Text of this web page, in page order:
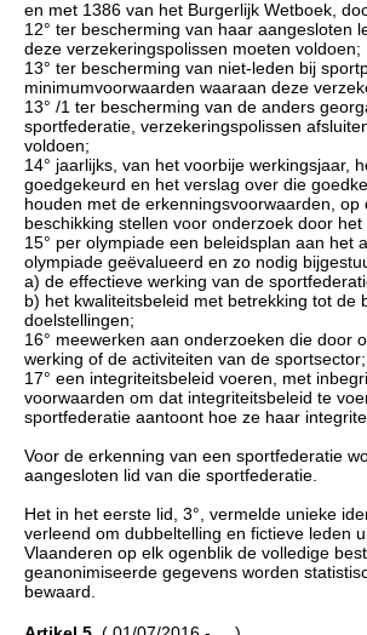
en met 1386 van het Burgerlijk Wetboek,
12° ter bescherming van haar aangesloten
deze verzekeringspolissen moeten voldoen;
13° ter bescherming van niet-leden bij
minimumvoorwaarden waaraan deze
13° /1 ter bescherming van de anders
sportfederatie, verzekeringspolissen
voldoen;
14° jaarlijks, van het voorbije werkingsjaar,
goedgekeurd en het verslag over die
houden met de erkenningsvoorwaarden,
beschikking stellen voor onderzoek door
15° per olympiade een beleidsplan aan het
olympiade geëvalueerd en zo nodig
a) de effectieve werking van de
b) het kwaliteitsbeleid met betrekking tot
doelstellingen;
16° meewerken aan onderzoeken die door
werking of de activiteiten van de sportsector;
17° een integriteitsbeleid voeren, met
voorwaarden om dat integriteitsbeleid te
sportfederatie aantoont hoe ze haar
Voor de erkenning van een sportfederatie
aangesloten lid van die sportfederatie.
Het in het eerste lid, 3°, vermelde unieke
verleend om dubbeltelling en fictieve leden
Vlaanderen op elk ogenblik de volledige
geanonimiseerde gegevens worden
bewaard.